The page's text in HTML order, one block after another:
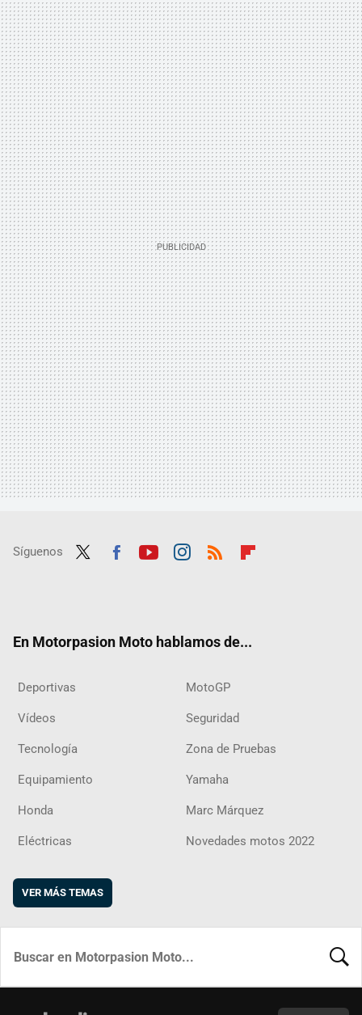
Síguenos
En Motorpasion Moto hablamos de...
Deportivas MotoGP
Vídeos Seguridad
Tecnología Zona de Pruebas
Equipamiento Yamaha
Honda Marc Márquez
Eléctricas Novedades motos 2022
VER MÁS TEMAS